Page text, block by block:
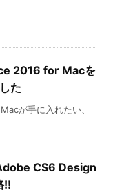
2016 for Macを
た
が手に入れたい、
CS6 Design
!!